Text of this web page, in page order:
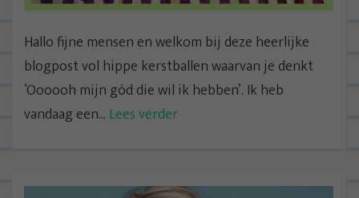
Hallo fijne mensen en welkom bij deze heerlijke
blogpost vol hippe kerstballen waarvan je denkt
‘Oooooh mijn gód die wil ik hebben’. Ik heb
vandaag een... Lees verder